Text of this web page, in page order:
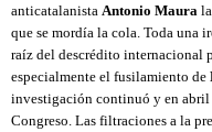
anticatalanista Antonio Maura
que se mordía la cola. Toda una
raíz del descrédito internacional
especialmente el fusilamiento de
investigación continuó y en abril
Congreso. Las filtraciones a la